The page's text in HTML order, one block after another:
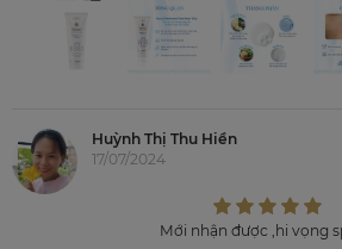
Huỳnh Thị Thu Hiền
17/07/2024
Mới nhận được ,hi vọng